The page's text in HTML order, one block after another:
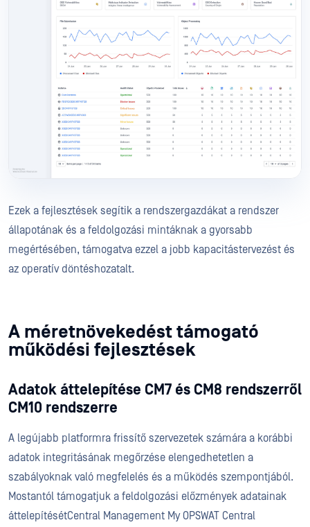
Ezek a fejlesztések segítik a rendszergazdákat a rendszer
állapotának és a feldolgozási mintáknak a gyorsabb
megértésében, támogatva ezzel a jobb kapacitástervezést és
az operatív döntéshozatalt.
A méretnövekedést támogató
működési fejlesztések
Adatok áttelepítése CM7 és CM8 rendszerről
CM10 rendszerre
A legújabb platformra frissítő szervezetek számára a korábbi
adatok integritásának megőrzése elengedhetetlen a
szabályoknak való megfelelés és a működés szempontjából.
Mostantól támogatjuk a feldolgozási előzmények adatainak
áttelepítésétCentral Management My OPSWAT Central